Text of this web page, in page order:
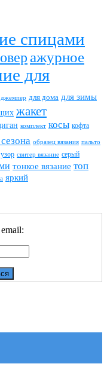
спицами
ажурное
для
джемпер для дома для зимы
жакет
комплект косы кофта
образец вязания пальто
свитер вязание серый
тонкое вязание топ
яркий